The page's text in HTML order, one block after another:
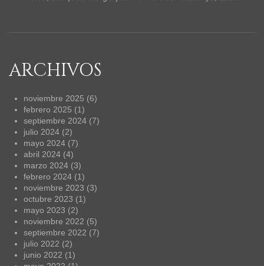
ARCHIVOS
noviembre 2025 (6)
febrero 2025 (1)
septiembre 2024 (7)
julio 2024 (2)
mayo 2024 (7)
abril 2024 (4)
marzo 2024 (3)
febrero 2024 (1)
noviembre 2023 (3)
octubre 2023 (1)
mayo 2023 (2)
noviembre 2022 (5)
septiembre 2022 (7)
julio 2022 (2)
junio 2022 (1)